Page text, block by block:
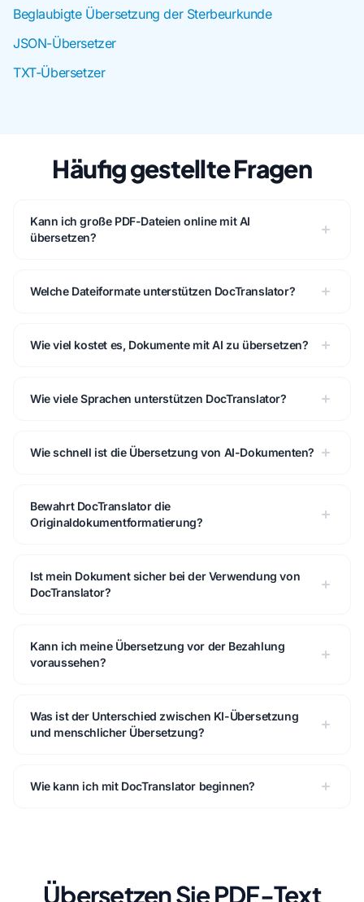
Beglaubigte Übersetzung der Sterbeurkunde
JSON-Übersetzer
TXT-Übersetzer
Häufig gestellte Fragen
Kann ich große PDF-Dateien online mit AI
übersetzen?
Welche Dateiformate unterstützen DocTranslator?
Wie viel kostet es, Dokumente mit AI zu übersetzen?
Wie viele Sprachen unterstützen DocTranslator?
Wie schnell ist die Übersetzung von AI-Dokumenten?
Bewahrt DocTranslator die
Originaldokumentformatierung?
Ist mein Dokument sicher bei der Verwendung von
DocTranslator?
Kann ich meine Übersetzung vor der Bezahlung
voraussehen?
Was ist der Unterschied zwischen KI-Übersetzung
und menschlicher Übersetzung?
Wie kann ich mit DocTranslator beginnen?
Übersetzen Sie PDF-Text